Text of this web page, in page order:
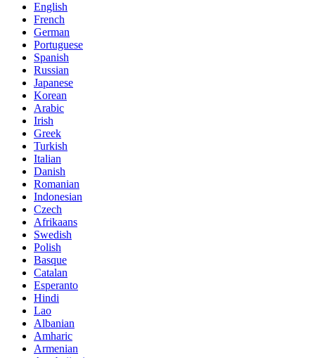
English
French
German
Portuguese
Spanish
Russian
Japanese
Korean
Arabic
Irish
Greek
Turkish
Italian
Danish
Romanian
Indonesian
Czech
Afrikaans
Swedish
Polish
Basque
Catalan
Esperanto
Hindi
Lao
Albanian
Amharic
Armenian